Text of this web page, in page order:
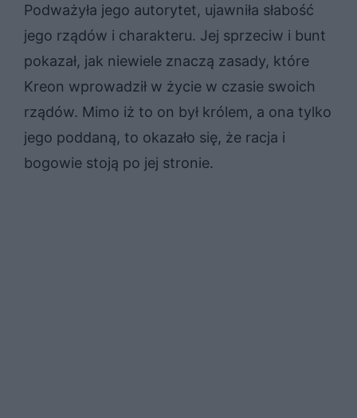
Podważyła jego autorytet, ujawniła słabość
jego rządów i charakteru. Jej sprzeciw i bunt
pokazał, jak niewiele znaczą zasady, które
Kreon wprowadził w życie w czasie swoich
rządów. Mimo iż to on był królem, a ona tylko
jego poddaną, to okazało się, że racja i
bogowie stoją po jej stronie.